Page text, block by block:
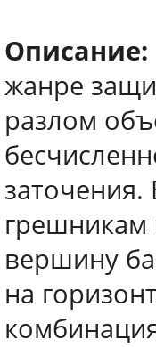
Описание:
жанре
разлом
грешникам
вершину
на